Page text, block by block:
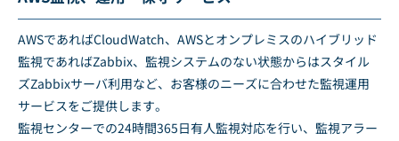
AWSであればCloudWatch、AWSとオンプレミスのハイブリッド
監視であればZabbix、監視システムのない状態からはスタイル
ズZabbixサーバ利用など、お客様のニーズに合わせた監視運用
サービスをご提供します。
監視センターでの24時間365日有人監視対応を行い、監視アラー